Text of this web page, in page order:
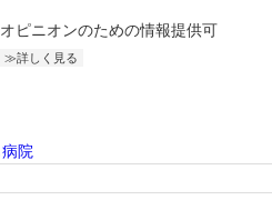
ピニオンのための情報提供可
詳しく見る
院